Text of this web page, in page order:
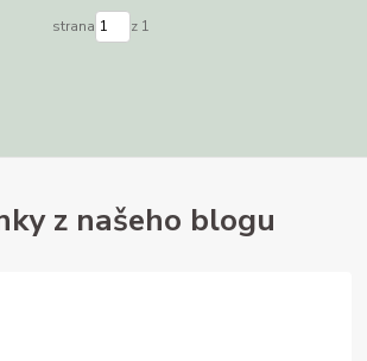
strana z 1
z našeho blogu